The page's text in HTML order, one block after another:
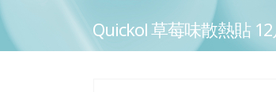
Quickol 草莓味散熱貼